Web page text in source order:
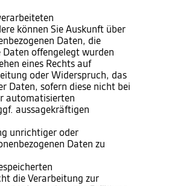
können Sie Auskunft über
Daten, die
offengelegt wurden
eines Rechts auf
oder Widerspruch, das
Daten, sofern diese nicht bei
automatisierten
aussagekräftigen
unrichtiger oder
Daten zu
die Verarbeitung zur